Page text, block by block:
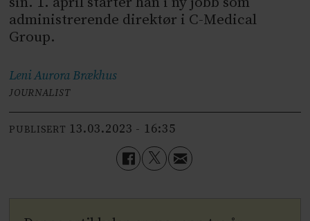
administrerende direktør i C-Medical
Group.
Leni AuroraBrækhus
JOURNALIST
PUBLISERT 13.03.2023 - 16:35